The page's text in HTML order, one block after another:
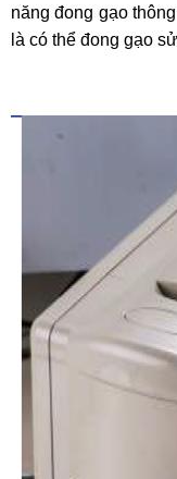
năng đong gạo
là có thể đong gạo